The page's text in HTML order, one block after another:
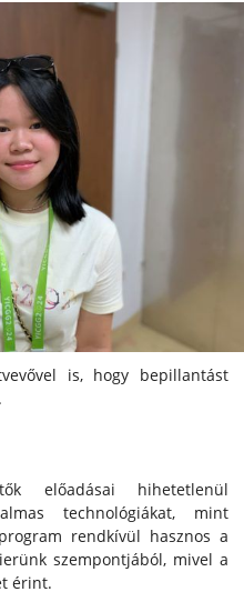
is, hogy bepillantást
előadásai hihetetlenül
technológiákat, mint
rendkívül hasznos a
szempontjából, mivel a
érint.